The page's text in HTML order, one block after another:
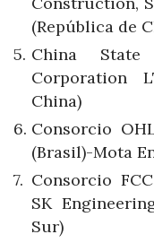
(República de
China State
Corporation
China)
Consorcio
(Brasil)-Mota
Consorcio
SK
Sur)